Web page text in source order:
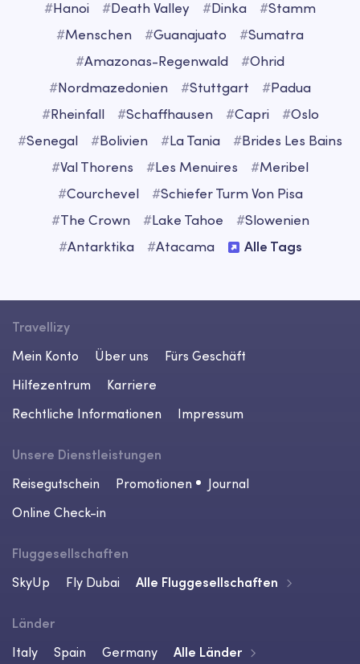
#Hanoi #Death Valley #Dinka #Stamm
#Menschen #Guanajuato #Sumatra
#Amazonas-Regenwald #Ohrid
#Nordmazedonien #Stuttgart #Padua
#Rheinfall #Schaffhausen #Capri #Oslo
#Senegal #Bolivien #La Tania #Brides Les Bains
#Val Thorens #Les Menuires #Meribel
#Courchevel #Schiefer Turm Von Pisa
#The Crown #Lake Tahoe #Slowenien
#Antarktika #Atacama Alle Tags
Travellizy
Mein Konto
Über uns
Fürs Geschäft
Hilfezentrum
Karriere
Rechtliche Informationen
Impressum
Unsere Dienstleistungen
Reisegutschein
Promotionen
Journal
Online Check-in
Fluggesellschaften
SkyUp
Fly Dubai Alle Fluggesellschaften
Länder
Italy
Spain Germany Alle Länder